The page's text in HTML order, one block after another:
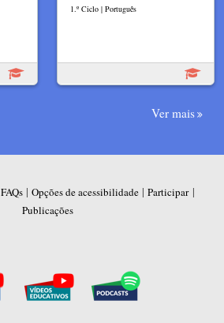
1.º Ciclo | Português
Ver mais
FAQs| Opções de acessibilidade| Participar|
Publicações